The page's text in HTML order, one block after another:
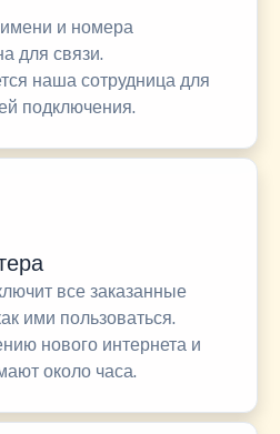
и номера
для связи.
наша сотрудница для
подключения.
все заказанные
ими пользоваться.
нового интернета и
около часа.